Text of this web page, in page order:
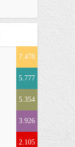
7.478
5.777
5.354
3.926
2.105